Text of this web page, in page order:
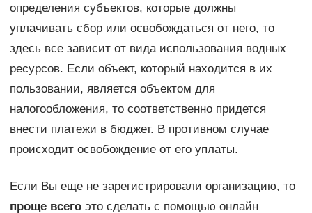
определения субъектов, которые должны
уплачивать сбор или освобождаться от него, то
здесь все зависит от вида использования водных
ресурсов. Если объект, который находится в их
пользовании, является объектом для
налогообложения, то соответственно придется
внести платежи в бюджет. В противном случае
происходит освобождение от его уплаты.
Если Вы еще не зарегистрировали организацию, то
проще всегоэто сделать с помощью онлайн